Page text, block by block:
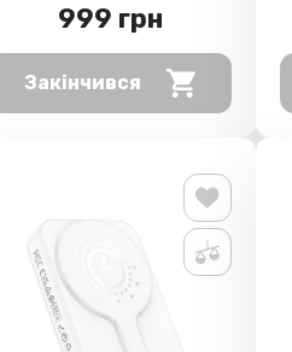
999 грн
Закінчився